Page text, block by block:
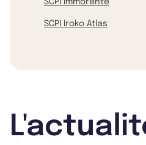
SCPI Immorente
SCPI Iroko Atlas